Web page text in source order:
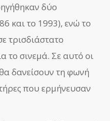
δύο
και το 1993), ενώ το
τρισδιάστατο
το σινεμά. Σε αυτό οι
δανείσουν τη φωνή
που ερμήνευσαν